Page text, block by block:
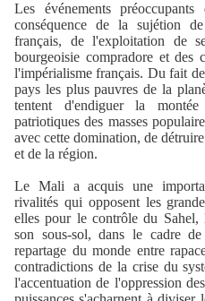
Les événements
conséquence de la sujétion
français, de l'exploitation de
bourgeoisie compradore et des
l'impérialisme français. Du fait
pays les plus pauvres de la
tentent d'endiguer la
patriotiques des masses
avec cette domination, de
et de la région.
Le Mali a acquis une
rivalités qui opposent les
elles pour le contrôle du Sahel,
son sous-sol, dans le cadre
repartage du monde entre
contradictions de la crise du
l'accentuation de l'oppression